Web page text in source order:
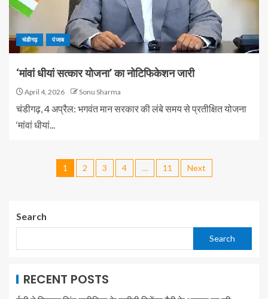
चंडीगढ़ पंजाब
‘मांवां धीयां सत्कार योजना’ का नोटिफिकेशन जारी
April 4, 2026 Sonu Sharma
चंडीगढ़, 4 अप्रैल: भगवंत मान सरकार की लंबे समय से प्रतीक्षित योजना
‘मांवां धीयां...
1 2 3 4 … 11 Next
Search
Search
RECENT POSTS